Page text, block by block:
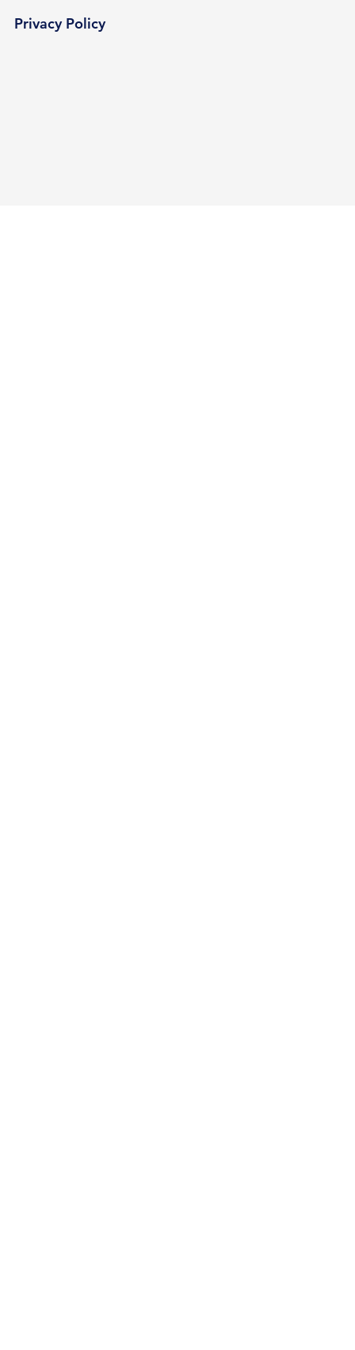
Privacy Policy